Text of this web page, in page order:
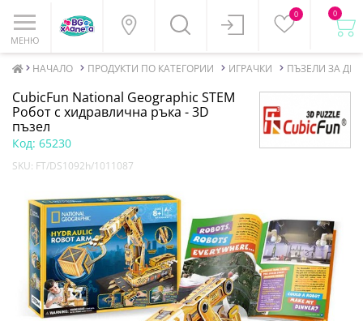
МЕНЮ
0 0
НАЧАЛО ПРОДУКТИ ПО КАТЕГОРИИ ИГРАЧКИ ПЪЗЕЛИ ЗА
CubicFun National Geographic STEM
Робот с хидравлична ръка - 3D
пъзел
Код: 65230
SKU: FT/DS1092h/1011087